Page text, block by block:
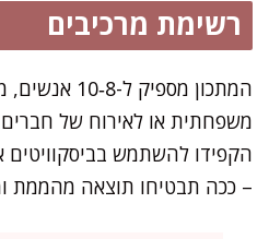
רשימת מרכיבים
המתכון
משפחתית או לאירוח של
הקפידו להשתמש בביסקוויטים
– ככה תבטיחו תוצאה מהממת